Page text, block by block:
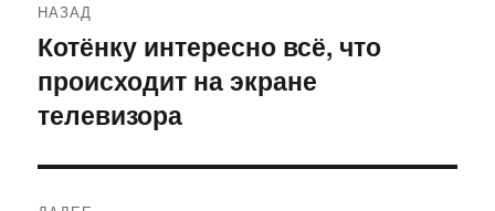
по
записям
НАЗАД
Предыдущая
запись:
Котёнку интересно всё, что
происходит на экране
телевизора